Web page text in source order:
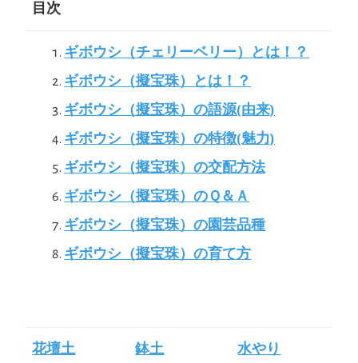
目次
ギボウシ（チェリーベリー）とは！？
ギボウシ（擬宝珠）とは！？
ギボウシ（擬宝珠）の語源(由来)
ギボウシ（擬宝珠）の特徴(魅力)
ギボウシ（擬宝珠）の交配方法
ギボウシ（擬宝珠）のＱ＆Ａ
ギボウシ（擬宝珠）の園芸品種
ギボウシ（擬宝珠）の育て方
花壇土 鉢土 水やり